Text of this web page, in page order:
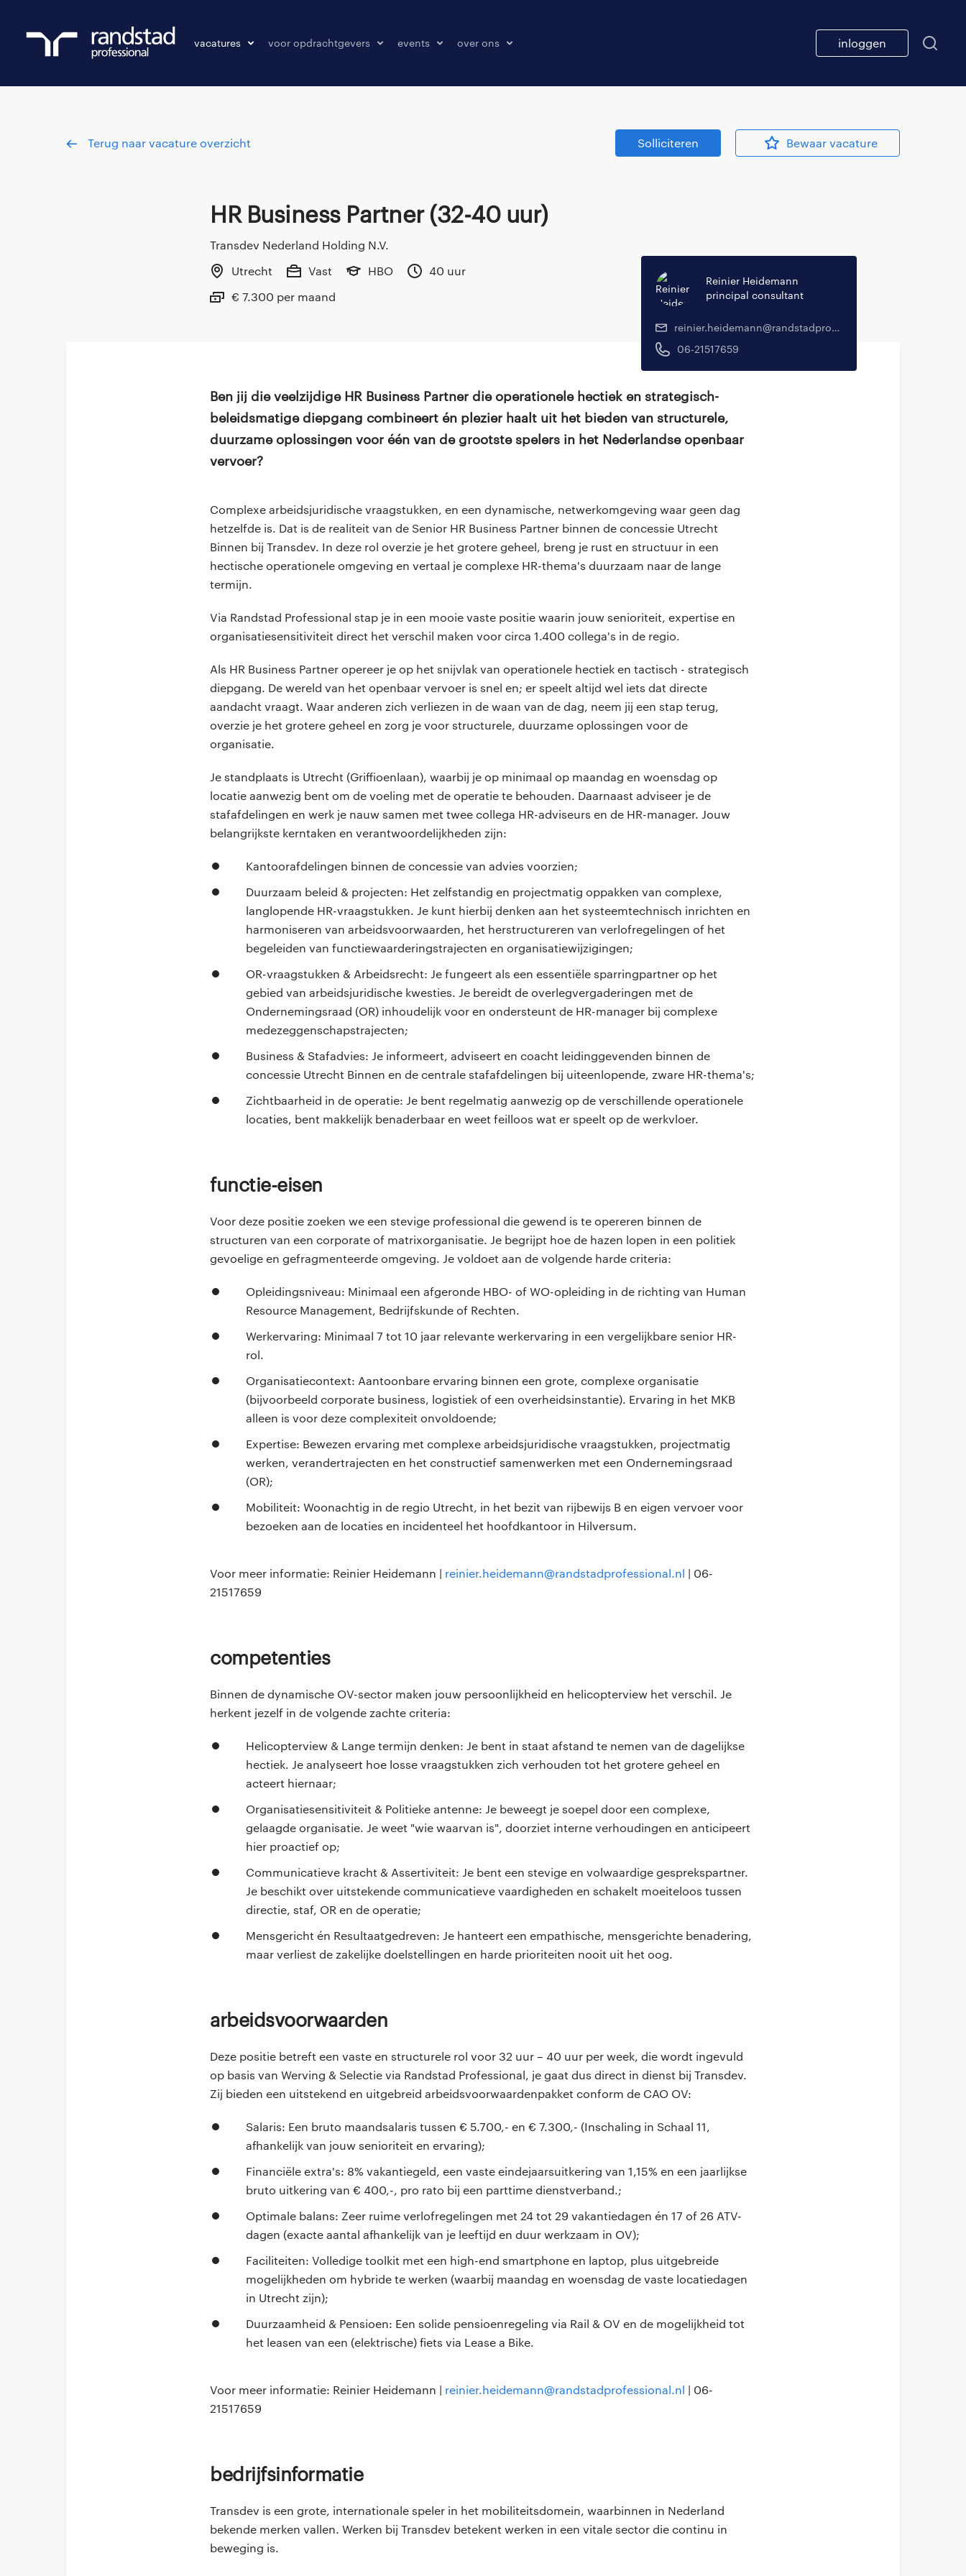
vacatures voor opdrachtgevers events over ons inloggen
Terug naar vacature overzicht Solliciteren Bewaar vacature
HR Business Partner (32-40 uur)
Transdev Nederland Holding N.V.
Utrecht
Vast HBO
40 uur
€ 7.300 per maand
Reinier Heidemann
principal consultant
reinier.heidemann@randstadprofessional.nl
06-21517659
Ben jij die veelzijdige HR Business Partner die operationele hectiek en strategisch-
beleidsmatige diepgang combineert én plezier haalt uit het bieden van structurele,
duurzame oplossingen voor één van de grootste spelers in het Nederlandse openbaar
vervoer?
Complexe arbeidsjuridische vraagstukken, en een dynamische, netwerkomgeving waar geen dag
hetzelfde is. Dat is de realiteit van de Senior HR Business Partner binnen de concessie Utrecht
Binnen bij Transdev. In deze rol overzie je het grotere geheel, breng je rust en structuur in een
hectische operationele omgeving en vertaal je complexe HR-thema's duurzaam naar de lange
termijn.
Via Randstad Professional stap je in een mooie vaste positie waarin jouw senioriteit, expertise en
organisatiesensitiviteit direct het verschil maken voor circa 1.400 collega's in de regio.
Als HR Business Partner opereer je op het snijvlak van operationele hectiek en tactisch - strategisch
diepgang. De wereld van het openbaar vervoer is snel en; er speelt altijd wel iets dat directe
aandacht vraagt. Waar anderen zich verliezen in de waan van de dag, neem jij een stap terug,
overzie je het grotere geheel en zorg je voor structurele, duurzame oplossingen voor de
organisatie.
Je standplaats is Utrecht (Griffioenlaan), waarbij je op minimaal op maandag en woensdag op
locatie aanwezig bent om de voeling met de operatie te behouden. Daarnaast adviseer je de
stafafdelingen en werk je nauw samen met twee collega HR-adviseurs en de HR-manager. Jouw
belangrijkste kerntaken en verantwoordelijkheden zijn:
Kantoorafdelingen binnen de concessie van advies voorzien;
Duurzaam beleid & projecten: Het zelfstandig en projectmatig oppakken van complexe,
langlopende HR-vraagstukken. Je kunt hierbij denken aan het systeemtechnisch inrichten en
harmoniseren van arbeidsvoorwaarden, het herstructureren van verlofregelingen of het
begeleiden van functiewaarderingstrajecten en organisatiewijzigingen;
OR-vraagstukken & Arbeidsrecht: Je fungeert als een essentiële sparringpartner op het
gebied van arbeidsjuridische kwesties. Je bereidt de overlegvergaderingen met de
Ondernemingsraad (OR) inhoudelijk voor en ondersteunt de HR-manager bij complexe
medezeggenschapstrajecten;
Business & Stafadvies: Je informeert, adviseert en coacht leidinggevenden binnen de
concessie Utrecht Binnen en de centrale stafafdelingen bij uiteenlopende, zware HR-thema's;
Zichtbaarheid in de operatie: Je bent regelmatig aanwezig op de verschillende operationele
locaties, bent makkelijk benaderbaar en weet feilloos wat er speelt op de werkvloer.
Functie-eisen
Voor deze positie zoeken we een stevige professional die gewend is te opereren binnen de
structuren van een corporate of matrixorganisatie. Je begrijpt hoe de hazen lopen in een politiek
gevoelige en gefragmenteerde omgeving. Je voldoet aan de volgende harde criteria:
Opleidingsniveau: Minimaal een afgeronde HBO- of WO-opleiding in de richting van Human
Resource Management, Bedrijfskunde of Rechten.
Werkervaring: Minimaal 7 tot 10 jaar relevante werkervaring in een vergelijkbare senior HR-
rol.
Organisatiecontext: Aantoonbare ervaring binnen een grote, complexe organisatie
(bijvoorbeeld corporate business, logistiek of een overheidsinstantie). Ervaring in het MKB
alleen is voor deze complexiteit onvoldoende;
Expertise: Bewezen ervaring met complexe arbeidsjuridische vraagstukken, projectmatig
werken, verandertrajecten en het constructief samenwerken met een Ondernemingsraad
(OR);
Mobiliteit: Woonachtig in de regio Utrecht, in het bezit van rijbewijs B en eigen vervoer voor
bezoeken aan de locaties en incidenteel het hoofdkantoor in Hilversum.
Voor meer informatie: Reinier Heidemann | reinier.heidemann@randstadprofessional.nl | 06-
21517659
Competenties
Binnen de dynamische OV-sector maken jouw persoonlijkheid en helicopterview het verschil. Je
herkent jezelf in de volgende zachte criteria:
Helicopterview & Lange termijn denken: Je bent in staat afstand te nemen van de dagelijkse
hectiek. Je analyseert hoe losse vraagstukken zich verhouden tot het grotere geheel en
acteert hiernaar;
Organisatiesensitiviteit & Politieke antenne: Je beweegt je soepel door een complexe,
gelaagde organisatie. Je weet "wie waarvan is", doorziet interne verhoudingen en anticipeert
hier proactief op;
Communicatieve kracht & Assertiviteit: Je bent een stevige en volwaardige gesprekspartner.
Je beschikt over uitstekende communicatieve vaardigheden en schakelt moeiteloos tussen
directie, staf, OR en de operatie;
Mensgericht én Resultaatgedreven: Je hanteert een empathische, mensgerichte benadering,
maar verliest de zakelijke doelstellingen en harde prioriteiten nooit uit het oog.
Arbeidsvoorwaarden
Deze positie betreft een vaste en structurele rol voor 32 uur – 40 uur per week, die wordt ingevuld
op basis van Werving & Selectie via Randstad Professional, je gaat dus direct in dienst bij Transdev.
Zij bieden een uitstekend en uitgebreid arbeidsvoorwaardenpakket conform de CAO OV:
Salaris: Een bruto maandsalaris tussen € 5.700,- en € 7.300,- (Inschaling in Schaal 11,
afhankelijk van jouw senioriteit en ervaring);
Financiële extra's: 8% vakantiegeld, een vaste eindejaarsuitkering van 1,15% en een jaarlijkse
bruto uitkering van € 400,-, pro rato bij een parttime dienstverband.;
Optimale balans: Zeer ruime verlofregelingen met 24 tot 29 vakantiedagen én 17 of 26 ATV-
dagen (exacte aantal afhankelijk van je leeftijd en duur werkzaam in OV);
Faciliteiten: Volledige toolkit met een high-end smartphone en laptop, plus uitgebreide
mogelijkheden om hybride te werken (waarbij maandag en woensdag de vaste locatiedagen
in Utrecht zijn);
Duurzaamheid & Pensioen: Een solide pensioenregeling via Rail & OV en de mogelijkheid tot
het leasen van een (elektrische) fiets via Lease a Bike.
Voor meer informatie: Reinier Heidemann | reinier.heidemann@randstadprofessional.nl | 06-
21517659
Bedrijfsinformatie
Transdev is een grote, internationale speler in het mobiliteitsdomein, waarbinnen in Nederland
bekende merken vallen. Werken bij Transdev betekent werken in een vitale sector die continu in
beweging is.